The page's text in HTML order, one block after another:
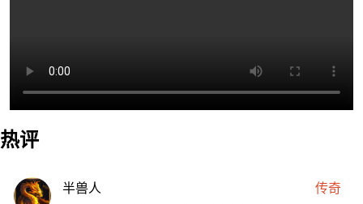
热评
半兽人 传奇